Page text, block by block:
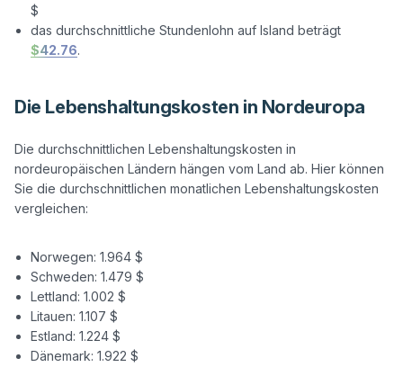
$
das durchschnittliche Stundenlohn auf Island beträgt
$42.76.
Die Lebenshaltungskosten in Nordeuropa
Die durchschnittlichen Lebenshaltungskosten in
nordeuropäischen Ländern hängen vom Land ab. Hier können
Sie die durchschnittlichen monatlichen Lebenshaltungskosten
vergleichen:
Norwegen: 1.964 $
Schweden: 1.479 $
Lettland: 1.002 $
Litauen: 1.107 $
Estland: 1.224 $
Dänemark: 1.922 $